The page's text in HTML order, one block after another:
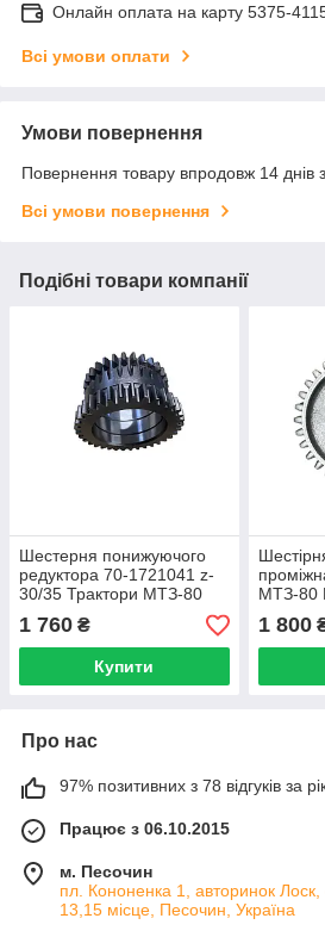
Онлайн оплата на карту 5375-
Всі умови оплати
Умови повернення
Повернення товару впродовж 14 днів
Всі умови повернення
Подібні товари компанії
Шестерня понижуючого
редуктора 70-1721041 z-
30/35 Трактори МТЗ-80
МТЗ-82
1 760 ₴
Купити
МТЗ-80
1 800
Про нас
97% позитивних з 78 відгуків за
Працює з 06.10.2015
м. Песочин
пл. Кононенка 1, авторинок Лоск,
13,15 місце, Песочин, Україна